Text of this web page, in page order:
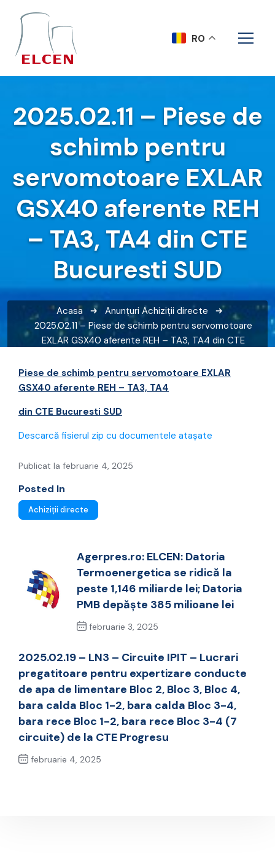
2025.02.11 – Piese de
schimb pentru
servomotoare EXLAR
GSX40 aferente REH
– TA3, TA4 din CTE
Bucuresti SUD
Acasa Anunțuri Achiziții directe
2025.02.11 – Piese de schimb pentru servomotoare
EXLAR GSX40 aferente REH – TA3, TA4 din CTE
Piese de schimb pentru servomotoare EXLAR
GSX40 aferente REH – TA3, TA4
din CTE Bucuresti SUD
Descarcă fisierul zip cu documentele atașate
Publicat la februarie 4, 2025
Posted In
Achiziții directe
Agerpres.ro: ELCEN: Datoria
Termoenergetica se ridică la
peste 1,146 miliarde lei; Datoria
PMB depăște 385 milioane lei
februarie 3, 2025
2025.02.19 – LN3 – Circuite IPIT – Lucrari
pregatitoare pentru expertizare conducte
de apa de limentare Bloc 2, Bloc 3, Bloc 4,
bara calda Bloc 1-2, bara calda Bloc 3-4,
bara rece Bloc 1-2, bara rece Bloc 3-4 (7
circuite) de la CTE Progresu
februarie 4, 2025
RO